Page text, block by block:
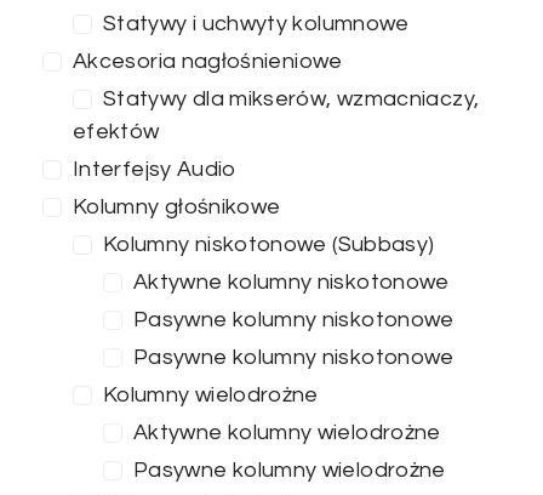
Statywy i uchwyty kolumnowe
Akcesoria nagłośnieniowe
Statywy dla mikserów, wzmacniaczy,
efektów
Interfejsy Audio
Kolumny głośnikowe
Kolumny niskotonowe (Subbasy)
Aktywne kolumny niskotonowe
Pasywne kolumny niskotonowe
Pasywne kolumny niskotonowe
Kolumny wielodrożne
Aktywne kolumny wielodrożne
Pasywne kolumny wielodrożne